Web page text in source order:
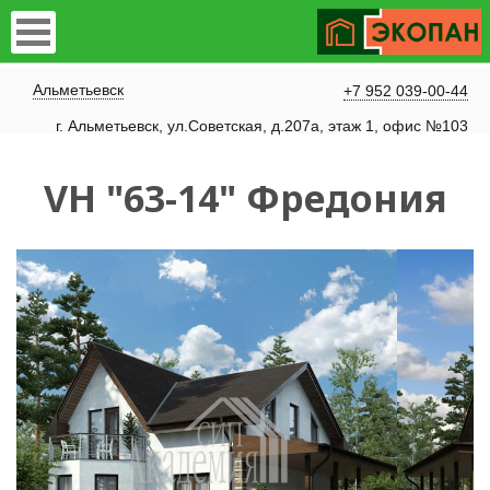
Альметьевск
+7 952 039-00-44
г. Альметьевск, ул.Советская, д.207а, этаж 1, офис №103
VH "63-14" Фредония